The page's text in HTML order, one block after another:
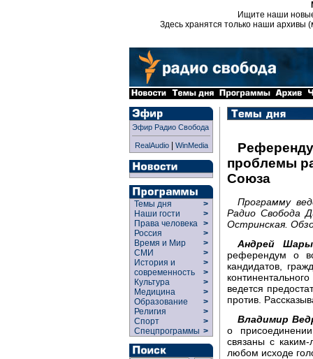
Ищите наши
Здесь хранятся только наши архивы
Эфир Радио Свобода
RealAudio| WinMedia
Темы дня
>
Наши гости
>
Права человека >
Россия
>
Время и Мир
>
СМИ
>
История и
современность
>
>
Культура
>
Медицина
>
Образование
>
Религия
>
Спорт
>
Спецпрограммы >
проблемы
Союза
Программу
Радио Свобода
Остринская.
Андрей
референдум о
кандидатов,
ведется
против.
Владимир
о
связаны с
любом исходе